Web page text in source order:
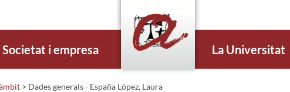
Societat i empresa La Universitat
> Dades generals - España López, Laura